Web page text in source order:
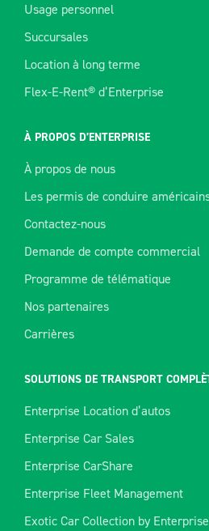
Usage personnel
Succursales
Location à long terme
Flex-E-Rent® d’Enterprise
À PROPOS D’ENTERPRISE
À propos de nous
Les permis de conduire
Contactez-nous
Demande de compte commercial
Programme de télématique
Nos partenaires
Carrières
SOLUTIONS DE TRANSPORT
Enterprise Location d’autos
Enterprise Car Sales
Enterprise CarShare
Enterprise Fleet Management
Exotic Car Collection by Enterprise